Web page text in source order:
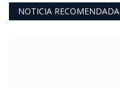
NOTICIA RECOMENDADA